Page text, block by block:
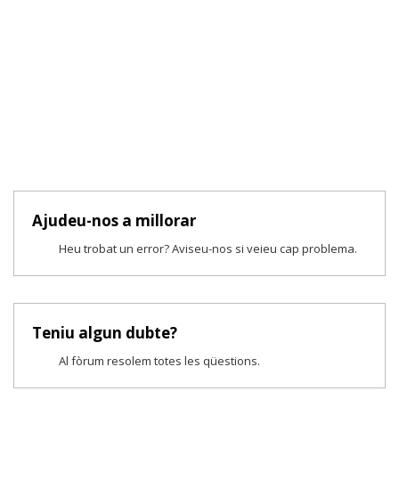
Ajudeu-nos a millorar
Heu trobat un error? Aviseu-nos si veieu cap problema.
Teniu algun dubte?
Al fòrum resolem totes les qüestions.